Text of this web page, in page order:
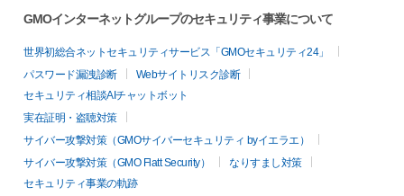
GMOインターネットグループのセキュリティ事業について
世界初総合ネットセキュリティサービス「GMOセキュリティ24」
パスワード漏洩診断
Webサイトリスク診断
セキュリティ相談AIチャットボット
実在証明・盗聴対策
サイバー攻撃対策（GMOサイバーセキュリティ byイエラエ）
サイバー攻撃対策（GMO Flatt Security）
なりすまし対策
セキュリティ事業の軌跡